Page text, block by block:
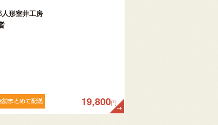
形室井工房
19,800円